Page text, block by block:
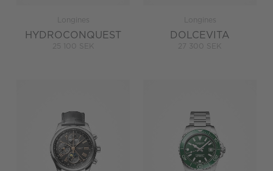
Longines
HYDROCONQUEST
25 100 SEK
Longines
DOLCEVITA
27 300 SEK